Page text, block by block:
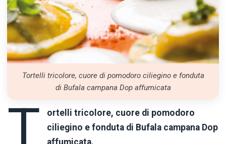
Tortelli tricolore, cuore di pomodoro ciliegino e fonduta
di Bufala campana Dop affumicata
T
ortelli tricolore, cuore di pomodoro
ciliegino e fonduta di Bufala campana Dop